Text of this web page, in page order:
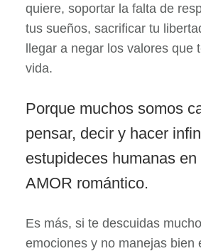
quiere, soportar la falta de
tus sueños, sacrificar tu
llegar a negar los valores que
vida.
Porque muchos somos
pensar, decir y hacer
estupideces humanas
AMOR romántico.
Es más, si te descuidas
emociones y no manejas bien